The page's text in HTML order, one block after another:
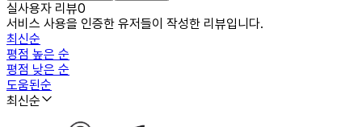
실사용자 리뷰0
서비스 사용을 인증한 유저들이 작성한 리뷰입니다.
최신순
평점 높은 순
평점 낮은 순
도움된순
최신순